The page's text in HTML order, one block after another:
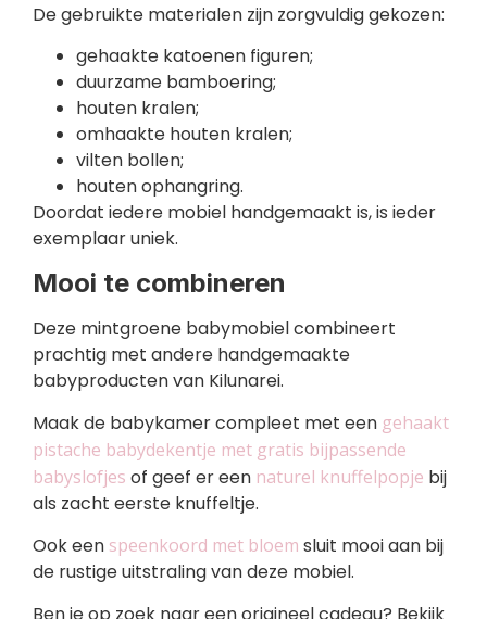
De gebruikte materialen zijn zorgvuldig gekozen:
gehaakte katoenen figuren;
duurzame bamboering;
houten kralen;
omhaakte houten kralen;
vilten bollen;
houten ophangring.
Doordat iedere mobiel handgemaakt is, is ieder
exemplaar uniek.
Mooi te combineren
Deze mintgroene babymobiel combineert
prachtig met andere handgemaakte
babyproducten van Kilunarei.
Maak de babykamer compleet met een gehaakt
pistache babydekentje met gratis bijpassende
babyslofjes of geef er een naturel knuffelpopje bij
als zacht eerste knuffeltje.
Ook een speenkoord met bloem sluit mooi aan bij
de rustige uitstraling van deze mobiel.
Ben je op zoek naar een origineel cadeau? Bekijk